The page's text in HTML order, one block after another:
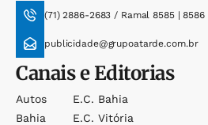
(71) 2886-2683 / Ramal 8585 | 8586
publicidade@grupoatarde.com.br
Canais e Editorias
Autos
Bahia
E.c. Bahia
E.c. Vitória